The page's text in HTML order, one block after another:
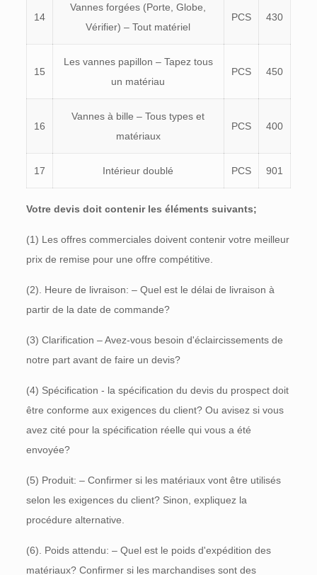
14
Vannes forgées (Porte, Globe,
Vérifier) – Tout matériel
PCS 430
15
Les vannes papillon – Tapez tous
un matériau
PCS 450
16
Vannes à bille – Tous types et
matériaux
PCS 400
17 Intérieur doublé PCS 901
Votre devis doit contenir les éléments suivants;
(1) Les offres commerciales doivent contenir votre meilleur
prix de remise pour une offre compétitive.
(2). Heure de livraison: – Quel est le délai de livraison à
partir de la date de commande?
(3) Clarification – Avez-vous besoin d'éclaircissements de
notre part avant de faire un devis?
(4) Spécification - la spécification du devis du prospect doit
être conforme aux exigences du client? Ou avisez si vous
avez cité pour la spécification réelle qui vous a été
envoyée?
(5) Produit: – Confirmer si les matériaux vont être utilisés
selon les exigences du client? Sinon, expliquez la
procédure alternative.
(6). Poids attendu: – Quel est le poids d'expédition des
matériaux? Confirmer si les marchandises sont des